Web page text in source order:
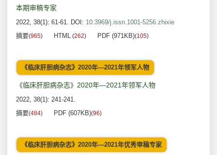
本期审稿专家
2022, 38(1): 61-61. DOI: 10.3969/j.issn.1001-5256.zhixie
摘要(965) HTML (262) PDF (971KB)(105)
《临床肝胆病杂志》2020年—2021年领军人物
《临床肝胆病杂志》2020年—2021年领军人物
2022, 38(1): 241-241.
摘要(484) PDF (607KB)(96)
《临床肝胆病杂志》2020年—2021年优秀审稿专家